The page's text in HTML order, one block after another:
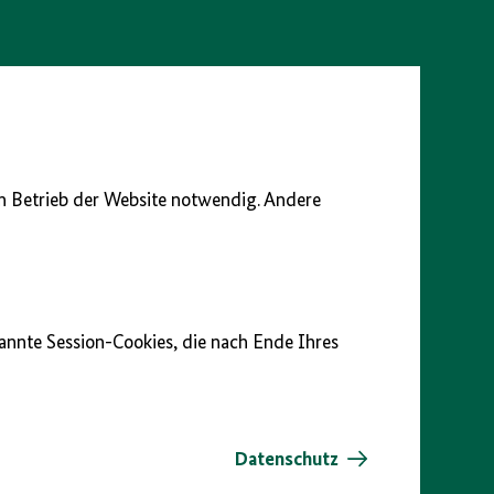
Betrieb der Website notwendig. Andere
Session-Cookies, die nach Ende Ihres
Datenschutz